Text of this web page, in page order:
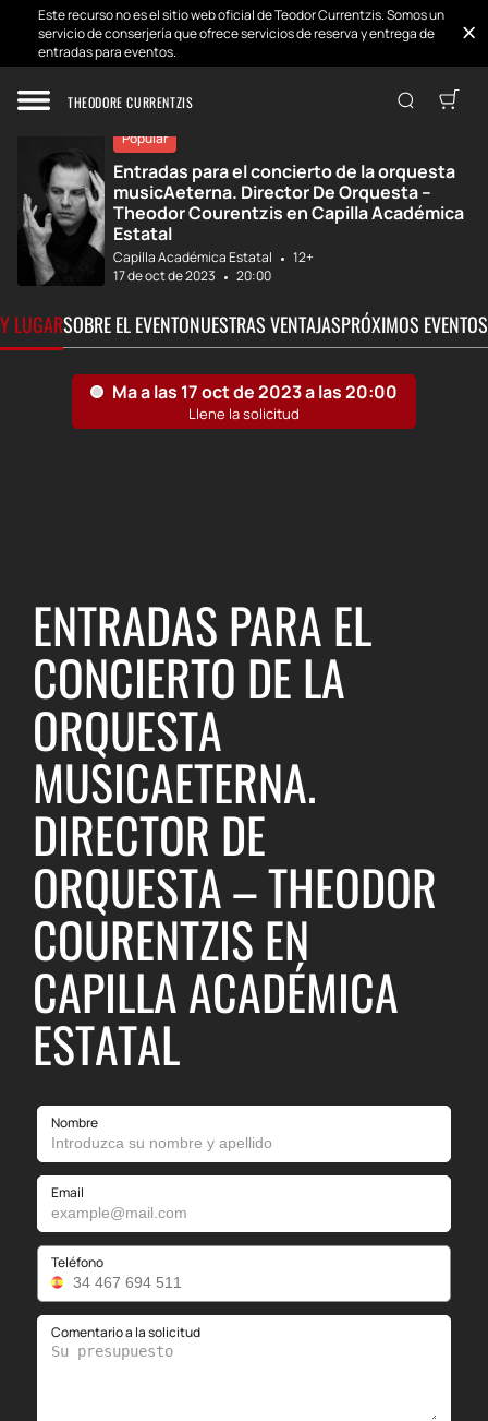
Este recurso no es el sitio web oficial de Teodor Currentzis. Somos un
servicio de conserjería que ofrece servicios de reserva y entrega de
entradas para eventos.
THEODORE CURRENTZIS
Inicio Desarrollos Orquesta musicAe...
Popular
Entradas para el concierto de la orquesta
musicAeterna. Director De Orquesta –
Theodor Courentzis en Capilla Académica
Estatal
Capilla Académica Estatal
12+
17 de oct de 2023
20:00
LUGARSOBRE EL EVENTONUESTRAS VENTAJASPRÓXIMOS EVENTOS
ENTRADAS PARA EL
CONCIERTO DE LA
ORQUESTA
MUSICAETERNA.
DIRECTOR DE
ORQUESTA – THEODOR
COURENTZIS EN
CAPILLA ACADÉMICA
ESTATAL
Nombre
Email
Teléfono
Comentario a la solicitud